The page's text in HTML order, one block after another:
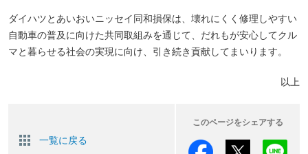
ダイハツとあいおいニッセイ同和損保は、壊れにくく修理しやすい
自動車の普及に向けた共同取組みを通じて、だれもが安心してクル
マと暮らせる社会の実現に向け、引き続き貢献してまいります。
以上
一覧に戻る
このページをシェアする